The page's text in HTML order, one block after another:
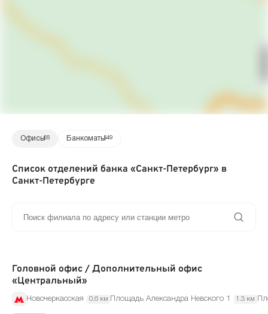
Офисы65 Банкоматы549
Список отделений банка «Санкт-Петербург» в
Санкт-Петербурге
Головной офис / Дополнительный офис
«Центральный»
Новочеркасская 0.6 км Площадь Александра Невского 1 1.3 км